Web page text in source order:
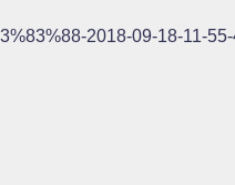
2018-09-18-11-55-